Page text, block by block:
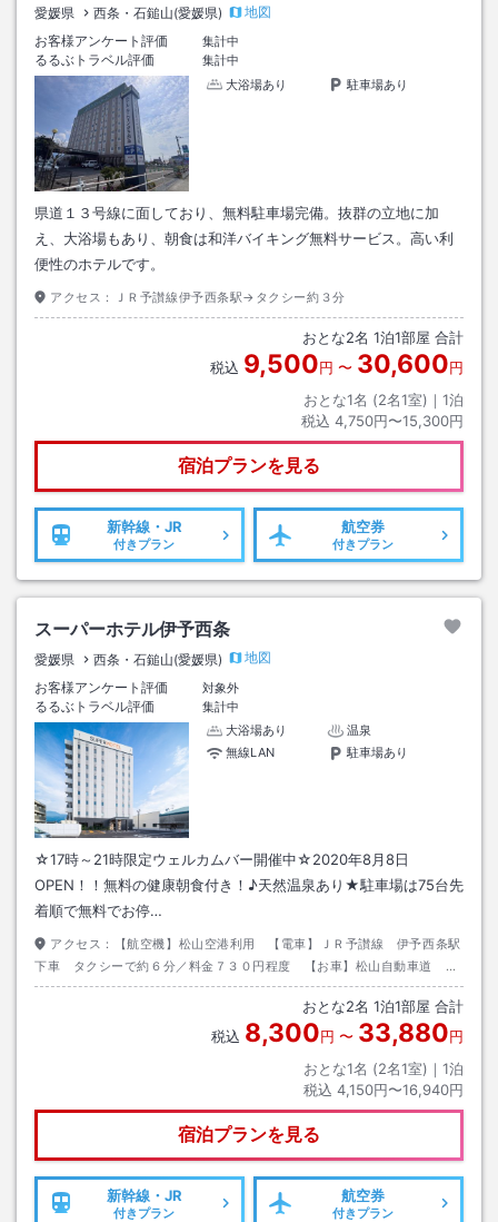
愛媛県 西条・石鎚山(愛媛県)
地図
お客様アンケート評価
集計中
るるぶトラベル評価
集計中
大浴場あり
駐車場あり
県道１３号線に面しており、無料駐車場完備。抜群の立地に加
え、大浴場もあり、朝食は和洋バイキング無料サービス。高い利
便性のホテルです。
アクセス： ＪＲ予讃線伊予西条駅→タクシー約３分
おとな2名 1泊1部屋 合計
税込 9,500円 〜 30,600円
おとな1名 (2名1室)｜ 1泊
税込 4,750円〜15,300円
宿泊プランを見る
新幹線・JR
付きプラン
航空券
付きプラン
スーパーホテル伊予西条
愛媛県 西条・石鎚山(愛媛県)
地図
お客様アンケート評価
対象外
るるぶトラベル評価
集計中
大浴場あり
温泉
無線LAN
駐車場あり
☆17時～21時限定ウェルカムバー開催中☆2020年8月8日
OPEN！！無料の健康朝食付き！♪天然温泉あり★駐車場は75台先
着順で無料でお停…
アクセス：
【航空機】松山空港利用 【電車】ＪＲ予讃線 伊予西条駅
下車 タクシーで約６分／料金７３０円程度 【お車】松山自動車道 い
よ西条ＩＣより県道１３号線利用
おとな2名 1泊1部屋 合計
税込 8,300円 〜 33,880円
おとな1名 (2名1室)｜ 1泊
税込 4,150円〜16,940円
宿泊プランを見る
新幹線・JR
付きプラン
航空券
付きプラン